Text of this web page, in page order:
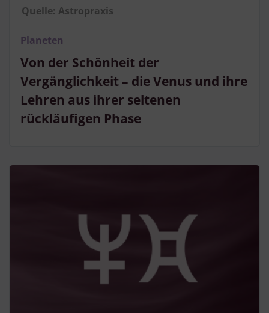
Quelle: Astropraxis
Von der Schönheit der
Vergänglichkeit – die Venus und ihre
Lehren aus ihrer seltenen
rückläufigen Phase
Planeten